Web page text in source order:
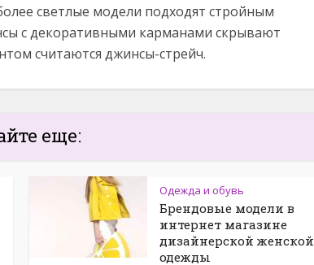
светлые модели подходят стройным
с декоративными карманами скрывают
считаются джинсы-стрейч.
еще:
Одежда и обувь
Брендовые модели в
интернет магазине
дизайнерской женской
одежды